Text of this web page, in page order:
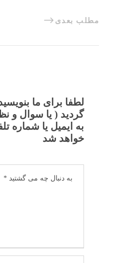
مطلب بعدی
لطفا برای ما
گردید ( یا سوال و
به ایمیل یا شماره
خواهد شد